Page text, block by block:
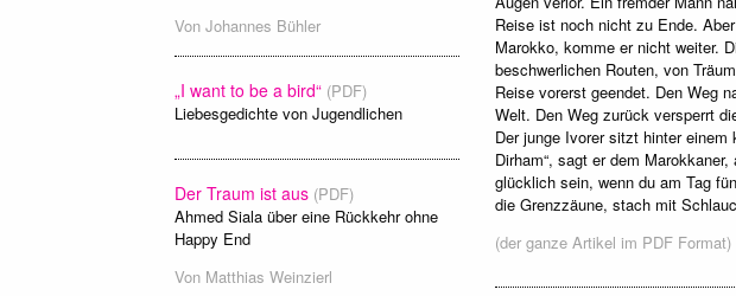
Reise ist noch nicht zu Ende.
Marokko, komme er nicht weiter.
beschwerlichen Routen, von
Reise vorerst geendet. Den Weg
Welt. Den Weg zurück versperrt
Der junge Ivorer sitzt hinter
Dirham“, sagt er dem
glücklich sein, wenn du am Tag
die Grenzzäune, stach mit
(der ganze Artikel im PDF Format)
Von Johannes Bühler
„I want to be a bird“ (PDF)
Liebesgedichte von Jugendlichen
Der Traum ist aus (PDF)
Ahmed Siala über eine Rückkehr ohne
Happy End
Von Matthias Weinzierl